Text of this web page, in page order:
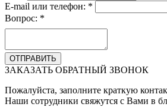
E-mail или телефон: *
Вопрос: *
ЗАКАЗАТЬ ОБРАТНЫЙ ЗВОНОК
Пожалуйста, заполните краткую
Наши сотрудники свяжутся с Вами в